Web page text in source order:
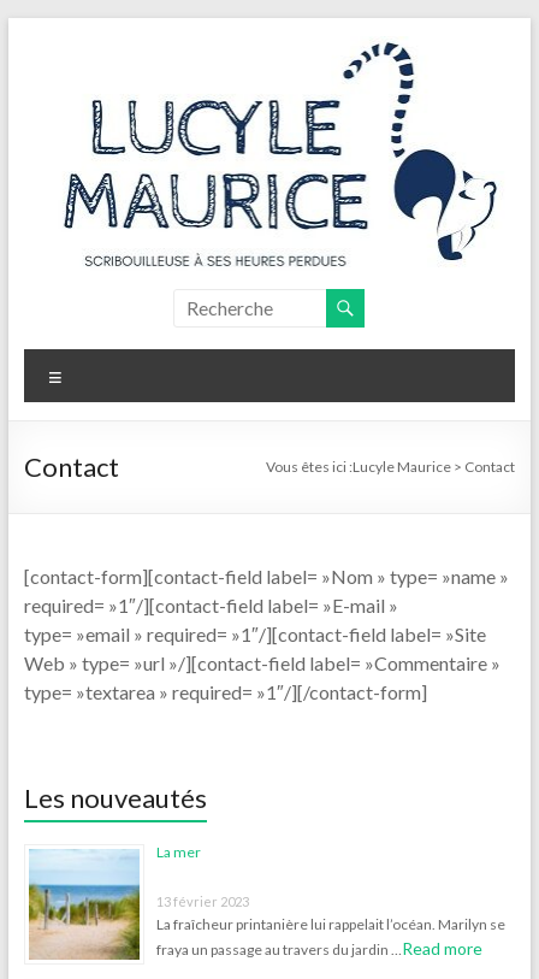
Maurice
Scribouilleuse
ses
Contact Vous êtes ici :Lucyle Maurice > Contact
[contact-form][contact-field label= »Nom » type= »name »
required= »1″/][contact-field label= »E-mail »
type= »email » required= »1″/][contact-field label= »Site
Web » type= »url »/][contact-field label= »Commentaire »
type= »textarea » required= »1″/][/contact-form]
Les nouveautés
La mer
13 février 2023
La fraîcheur printanière lui rappelait l’océan. Marilyn se
fraya un passage au travers du jardin … Read more